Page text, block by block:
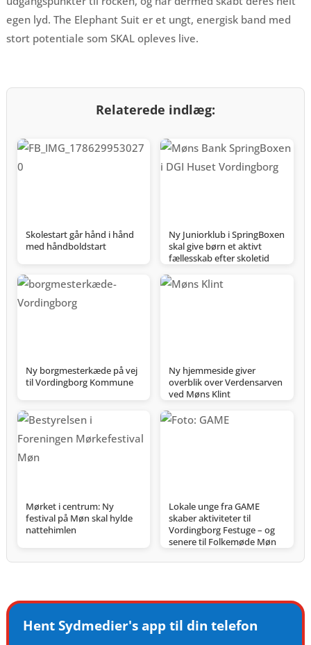
egen lyd. The Elephant Suit er et ungt, energisk band med
stort potentiale som SKAL opleves live.
Relaterede indlæg:
Skolestart går hånd i hånd
med håndboldstart
Ny Juniorklub i SpringBoxen
skal give børn et aktivt
fællesskab efter skoletid
Ny borgmesterkæde på vej
til Vordingborg Kommune
Ny hjemmeside giver
overblik over Verdensarven
ved Møns Klint
Mørket i centrum: Ny
festival på Møn skal hylde
nattehimlen
Lokale unge fra GAME
skaber aktiviteter til
Vordingborg Festuge – og
senere til Folkemøde Møn
Hent Sydmedier's app til din telefon